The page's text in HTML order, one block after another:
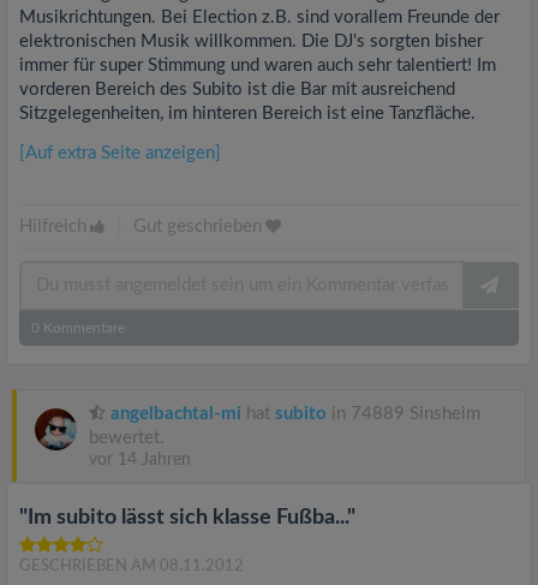
Musikrichtungen. Bei Election z.B. sind vorallem Freunde der
elektronischen Musik willkommen. Die DJ's sorgten bisher
immer für super Stimmung und waren auch sehr talentiert! Im
vorderen Bereich des Subito ist die Bar mit ausreichend
Sitzgelegenheiten, im hinteren Bereich ist eine Tanzfläche.
[Auf extra Seite anzeigen]
Hilfreich Gut geschrieben
0 Kommentare
angelbachtal-mi hat subito in 74889 Sinsheim
bewertet.
vor 14 Jahren
"Im subito lässt sich klasse Fußba..."
GESCHRIEBEN AM 08.11.2012